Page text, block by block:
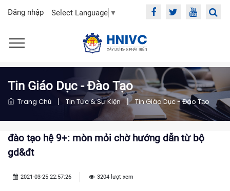
Đăng nhập Select Language ▼
Tin Giáo Dục - Đào Tạo
Trang Chủ | Tin Tức & Sự Kiện | Tin Giáo Dục - Đào Tạo
đào tạo hệ 9+: mòn mỏi chờ hướng dẫn từ bộ
gd&đt
2021-03-25 22:57:26 3204 lượt xem